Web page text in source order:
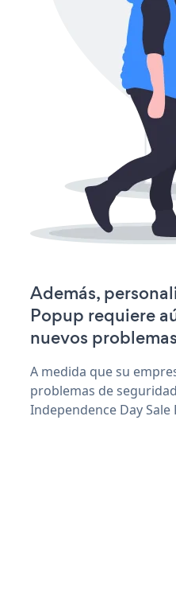
Además,
Popup requiere
nuevos
A medida que su
problemas de
Independence Day